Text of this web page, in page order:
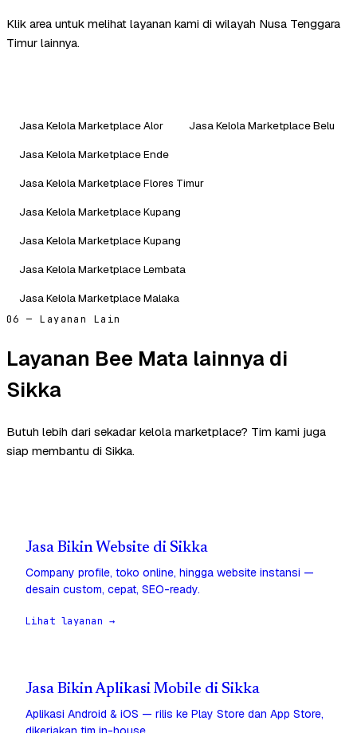
Klik area untuk melihat layanan kami di wilayah Nusa Tenggara
Timur lainnya.
Jasa Kelola Marketplace Alor
Jasa Kelola Marketplace Belu
Jasa Kelola Marketplace Ende
Jasa Kelola Marketplace Flores Timur
Jasa Kelola Marketplace Kupang
Jasa Kelola Marketplace Kupang
Jasa Kelola Marketplace Lembata
Jasa Kelola Marketplace Malaka
06 — Layanan Lain
Layanan Bee Mata lainnya di
Sikka
Butuh lebih dari sekadar kelola marketplace? Tim kami juga
siap membantu di Sikka.
Jasa Bikin Website di Sikka
Company profile, toko online, hingga website instansi —
desain custom, cepat, SEO-ready.
Lihat layanan →
Jasa Bikin Aplikasi Mobile di Sikka
Aplikasi Android & iOS — rilis ke Play Store dan App Store,